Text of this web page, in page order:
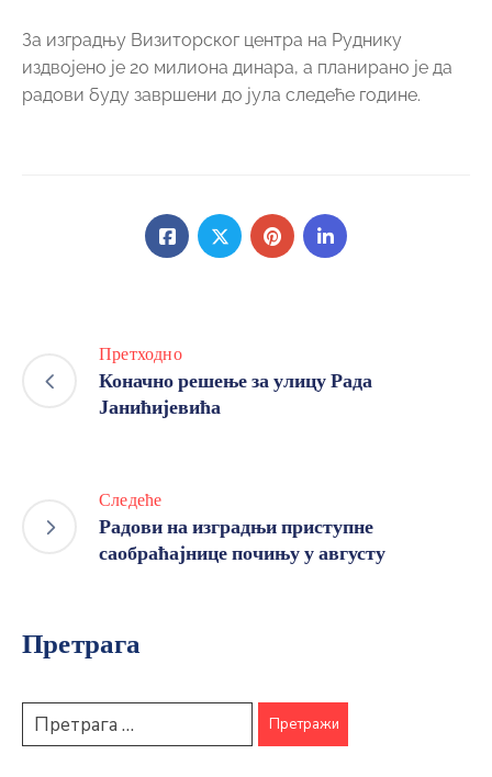
За изградњу Визиторског центра на Руднику
издвојено је 20 милиона динара, а планирано је да
радови буду завршени до јула следеће године.
Претходно
Коначно решење за улицу Рада
Јанићијевића
Следеће
Радови на изградњи приступне
саобраћајнице почињу у августу
Претрага